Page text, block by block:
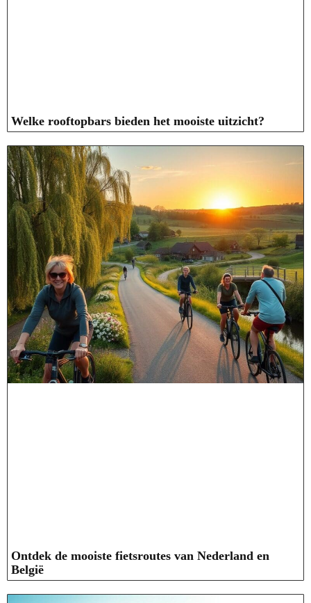
Welke rooftopbars bieden het mooiste uitzicht?
Ontdek de mooiste fietsroutes van Nederland en
België